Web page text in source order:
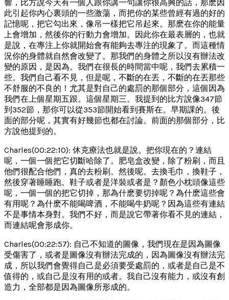
響，比方說今天有一個人跟你講一句讓你很高興的話，那麽因
此引起你內心裏頭的一些激蕩，而把你的某些曾經有過的好的
記憶呢，把它勾出來，像吊一樣把它吊起來。那麽在你的能量
上會增加，然後你的行動力會增加。因此你在最表層的，也就
是說，在專注上你就開始會有能夠去專注的現象了。而這種情
況你的身體就自然會改變了。那我們的身體之所以沒有辦法改
變的原因，是因為。我們在很長的時間當中呢，我們去累積一
些。我們自己看不見，但是呢，不斷的在丟，不斷的在丟那些
不舒服的不良的！尤其是對自己的處罰的那個部分，這個因為
我們在上個星期五跟。這個星期三。我提到的比方說像347節
到352節，那你可以從353節開始看到賽斯在。早期課的。後
面的部分呢，其實有好幾節也都在討論。前面的那個部分，比
方說他提到的。
Charles(00:22:10): 休克療法也就是說。把你現在的？連結
呢，一個一個把它切斷哈除了。肥皂盒改變，除了粉刷，而且
他們很配合他們，真的去粉刷。然後呢。去換毛巾，換鞋子，
然後穿著睡睡跑。鞋子或者是洋裝或者是？顏色小枕頭像這些
呢，一個一個的把它切掉，那為什麽要切掉呢？為什麽這些會
有用呢？為什麽不能喝啤酒，不能喝牛奶呢？因為這些有連結
不是事情本身對。我們不好，而是說它帶著你看不見的連結，
而連結呢會形成你。
Charles(00:22:57): 自己不知道的圖像，我們現在是因為圖像
受傷害了，或者是圖像沒有辦法完成的，因為圖像沒有辦法完
成，所以我們會覺得自己是必須要受處罰的，或者是自己是不
值得的，或自己是沒有用的或者。我自己沒有能力，或沒有創
造力，全部都是因為圖像所形成的。